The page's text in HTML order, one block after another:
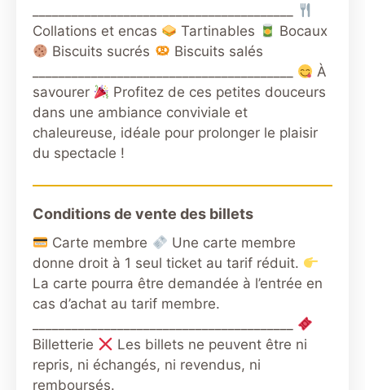
Collations et encas
Tartinables
Bocaux
Biscuits sucrés
Biscuits salés
À
savourer
Profitez de ces petites douceurs
dans une ambiance conviviale et
chaleureuse, idéale pour prolonger le plaisir
du spectacle !
Conditions de vente des billets
Carte membre
Une carte membre
donne droit à 1 seul ticket au tarif réduit.
La carte pourra être demandée à l’entrée en
cas d’achat au tarif membre.
Billetterie
Les billets ne peuvent être ni
repris, ni échangés, ni revendus, ni
remboursés.